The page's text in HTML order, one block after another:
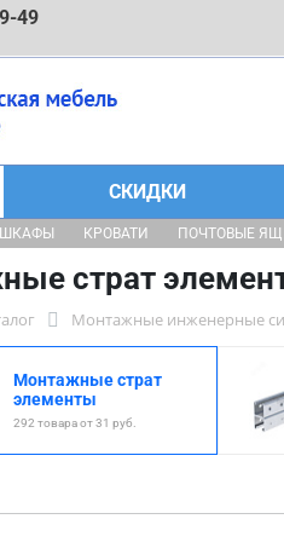
49
СКИДКИ
ШКАФЫ КРОВАТИ ПОЧТОВЫЕ
страт
Монтажные инженерные
Монтажные страт
элементы
292 товара от 31 руб.